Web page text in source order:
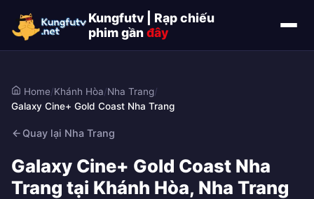
Kungfutv | Rạp chiếu
phim gầnđây
Home/Khánh Hòa/Nha Trang/
Galaxy Cine+ Gold Coast Nha Trang
Quay lại Nha Trang
Galaxy Cine+ Gold Coast Nha
Trang tại Khánh Hòa, Nha Trang